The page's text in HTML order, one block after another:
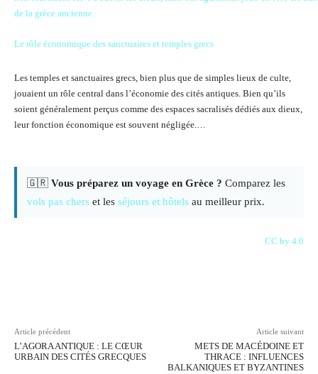
Le rôle économique des sanctuaires et temples grecs
Les temples et sanctuaires grecs, bien plus que de simples lieux de culte,
jouaient un rôle central dans l’économie des cités antiques. Bien qu’ils
soient généralement perçus comme des espaces sacralisés dédiés aux dieux,
leur fonction économique est souvent négligée.…
🇬🇷 Vous préparez un voyage en Grèce ? Comparez les
vols pas chers et les séjours et hôtels au meilleur prix.
CC by 4.0
Article précédent
L’AGORA ANTIQUE : LE CŒUR
URBAIN DES CITÉS GRECQUES
Article suivant
METS DE MACÉDOINE ET
THRACE : INFLUENCES
BALKANIQUES ET BYZANTINES